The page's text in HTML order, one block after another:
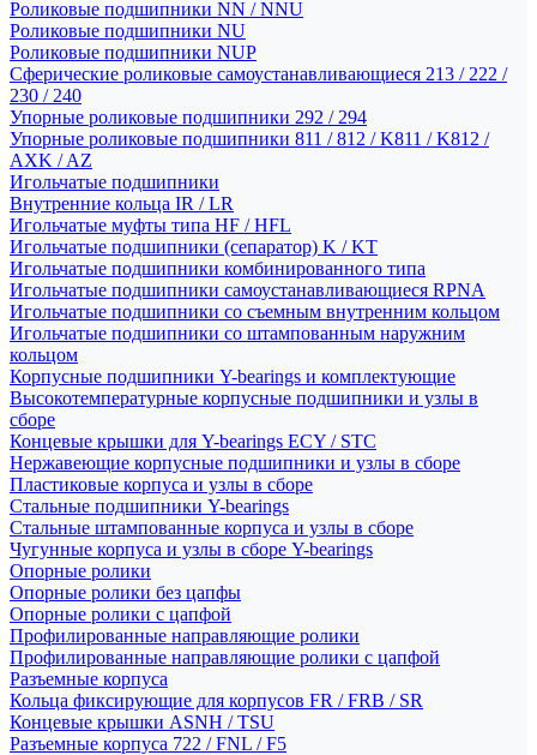
Роликовые подшипники NN / NNU
Роликовые подшипники NU
Роликовые подшипники NUP
Сферические роликовые самоустанавливающиеся 213 / 222 /
230 / 240
Упорные роликовые подшипники 292 / 294
Упорные роликовые подшипники 811 / 812 / K811 / K812 /
AXK / AZ
Игольчатые подшипники
Внутренние кольца IR / LR
Игольчатые муфты типа HF / HFL
Игольчатые подшипники (сепаратор) K / KT
Игольчатые подшипники комбинированного типа
Игольчатые подшипники самоустанавливающиеся RPNA
Игольчатые подшипники со съемным внутренним кольцом
Игольчатые подшипники со штампованным наружним
кольцом
Корпусные подшипники Y-bearings и комплектующие
Высокотемпературные корпусные подшипники и узлы в
сборе
Концевые крышки для Y-bearings ECY / STC
Нержавеющие корпусные подшипники и узлы в сборе
Пластиковые корпуса и узлы в сборе
Стальные подшипники Y-bearings
Стальные штампованные корпуса и узлы в сборе
Чугунные корпуса и узлы в сборе Y-bearings
Опорные ролики
Опорные ролики без цапфы
Опорные ролики с цапфой
Профилированные направляющие ролики
Профилированные направляющие ролики с цапфой
Разъемные корпуса
Кольца фиксирующие для корпусов FR / FRB / SR
Концевые крышки ASNH / TSU
Разъемные корпуса 722 / FNL / F5